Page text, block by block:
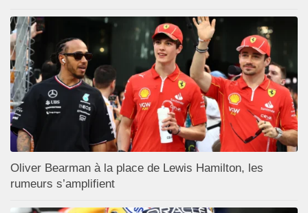
Oliver Bearman à la place de Lewis Hamilton, les
rumeurs s’amplifient